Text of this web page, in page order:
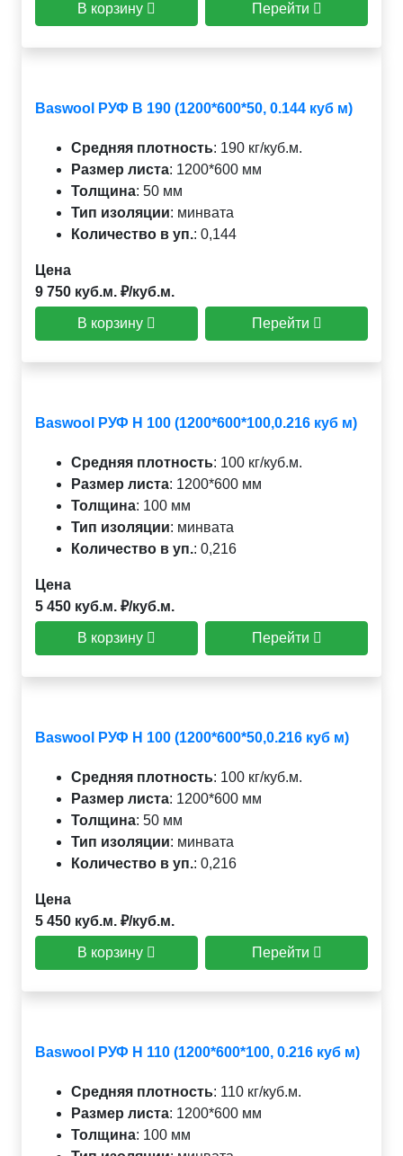
В корзину Перейти
Baswool РУФ В 190 (1200*600*50, 0.144 куб м)
Средняя плотность: 190 кг/куб.м.
Размер листа: 1200*600 мм
Толщина: 50 мм
Тип изоляции: минвата
Количество в уп.: 0,144
Цена
9 750 куб.м. ₽/куб.м.
В корзину Перейти
Baswool РУФ Н 100 (1200*600*100,0.216 куб м)
Средняя плотность: 100 кг/куб.м.
Размер листа: 1200*600 мм
Толщина: 100 мм
Тип изоляции: минвата
Количество в уп.: 0,216
Цена
5 450 куб.м. ₽/куб.м.
В корзину Перейти
Baswool РУФ Н 100 (1200*600*50,0.216 куб м)
Средняя плотность: 100 кг/куб.м.
Размер листа: 1200*600 мм
Толщина: 50 мм
Тип изоляции: минвата
Количество в уп.: 0,216
Цена
5 450 куб.м. ₽/куб.м.
В корзину Перейти
Baswool РУФ Н 110 (1200*600*100, 0.216 куб м)
Средняя плотность: 110 кг/куб.м.
Размер листа: 1200*600 мм
Толщина: 100 мм